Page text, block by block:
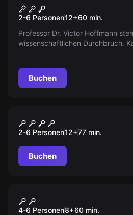
Die Formel
2-6 Personen12+60 min.
Professor Dr. Victor Hoffmann
wissenschaftlichen Durchbruch.
Buchen
MÄRCHENSTUNDE
2-6 Personen12+77 min.
Buchen
Die Formel -
4-6 Personen8+60 min.